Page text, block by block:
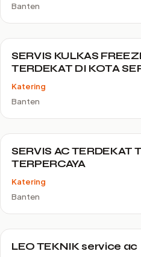
Banten
SERVIS KULKAS
TERDEKAT DI KOTA
Katering
Banten
SERVIS AC TERDEKAT
TERPERCAYA
Katering
Banten
LEO TEKNIK service ac